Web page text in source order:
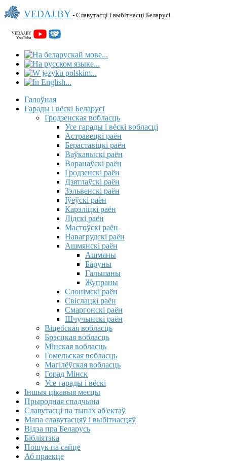
VEDAJ.BY - Славутасці і выбітнасці Беларусі
VEDAJ.BY
YouTube
Галоўная
Гарады і вёскі Беларусі
Гродзенская вобласць
Усе гарады і вёскі вобласці
Астравецкі раён
Бераставіцкі раён
Ваўкавыскі раён
Воранаўскі раён
Гродзенскі раён
Дзятлаўскі раён
Зэльвенскі раён
Іўеўскі раён
Карэліцкі раён
Лідскі раён
Мастоўскі раён
Навагрудскі раён
Ашмянскі раён
Ашмяны
Баруны
Гальшаны
Жупраны
Слонімскі раён
Свіслацкі раён
Смаргонскі раён
Шчучынскі раён
Віцебская вобласць
Брэсцкая вобласць
Мінская вобласць
Гомельская вобласць
Магілёўская вобласць
Горад Мінск
Усе гарады і вёскі
Іншыя цікавыя месцы
Прыродная спадчына
Славутасці па тыпах аб'ектаў
Мапа славутасцяў і выбітнасцяў
Відэа пра Беларусь
Бібліятэка
Пошук па сайце
Аб праекце